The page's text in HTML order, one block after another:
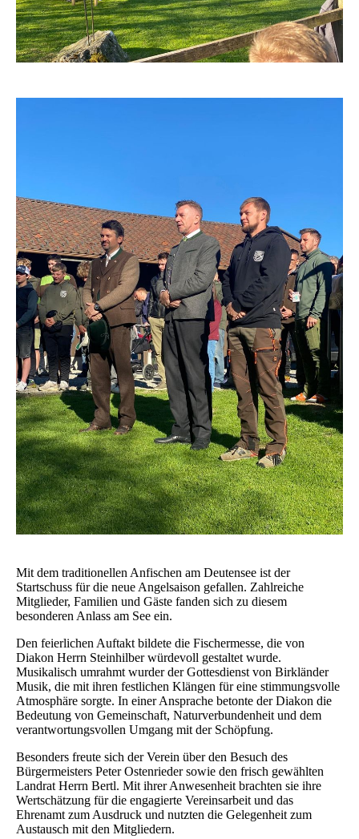
Mit dem traditionellen Anfischen am Deutensee ist der
Startschuss für die neue Angelsaison gefallen. Zahlreiche
Mitglieder, Familien und Gäste fanden sich zu diesem
besonderen Anlass am See ein.
Den feierlichen Auftakt bildete die Fischermesse, die von
Diakon Herrn Steinhilber würdevoll gestaltet wurde.
Musikalisch umrahmt wurder der Gottesdienst von Birkländer
Musik, die mit ihren festlichen Klängen für eine stimmungsvolle
Atmosphäre sorgte. In einer Ansprache betonte der Diakon die
Bedeutung von Gemeinschaft, Naturverbundenheit und dem
verantwortungsvollen Umgang mit der Schöpfung.
Besonders freute sich der Verein über den Besuch des
Bürgermeisters Peter Ostenrieder sowie den frisch gewählten
Landrat Herrn Bertl. Mit ihrer Anwesenheit brachten sie ihre
Wertschätzung für die engagierte Vereinsarbeit und das
Ehrenamt zum Ausdruck und nutzten die Gelegenheit zum
Austausch mit den Mitgliedern.